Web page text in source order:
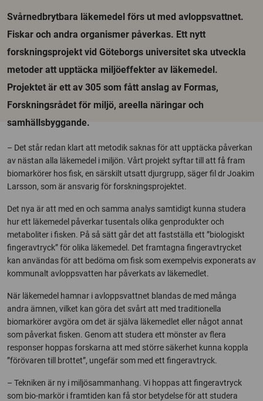
Svårnedbrytbara läkemedel förs ut med avloppsvattnet.
Fiskar och andra organismer påverkas. Ett nytt
forskningsprojekt vid Göteborgs universitet ska utveckla
metoder att upptäcka miljöeffekter av läkemedel.
Projektet är ett av 305 som fått anslag av Formas,
Forskningsrådet för miljö, areella näringar och
samhällsbyggande.
– Det står redan klart att metodik saknas för att upptäcka påverkan
av nästan alla läkemedel i miljön. Vårt projekt syftar till att få fram
biomarkörer hos fisk, en särskilt utsatt djurgrupp, säger fil dr Joakim
Larsson, som är ansvarig för forskningsprojektet.
Det nya är att med en och samma analys samtidigt kunna studera
hur ett läkemedel påverkar tusentals olika genprodukter och
metaboliter i fisken. På så sätt går det att fastställa ett ”biologiskt
fingeravtryck” för olika läkemedel. Det framtagna fingeravtrycket
kan användas för att bedöma om fisk som exempelvis exponerats av
kommunalt avloppsvatten har påverkats av läkemedlet.
När läkemedel hamnar i avloppsvattnet blandas de med många
andra ämnen, vilket kan göra det svårt att med traditionella
biomarkörer avgöra om det är själva läkemedlet eller något annat
som påverkat fisken. Genom att studera ett mönster av flera
responser hoppas forskarna att med större säkerhet kunna koppla
”förövaren till brottet”, ungefär som med ett fingeravtryck.
– Tekniken är ny i miljösammanhang. Vi hoppas att fingeravtryck
som bio-markör i framtiden kan få stor betydelse för att studera